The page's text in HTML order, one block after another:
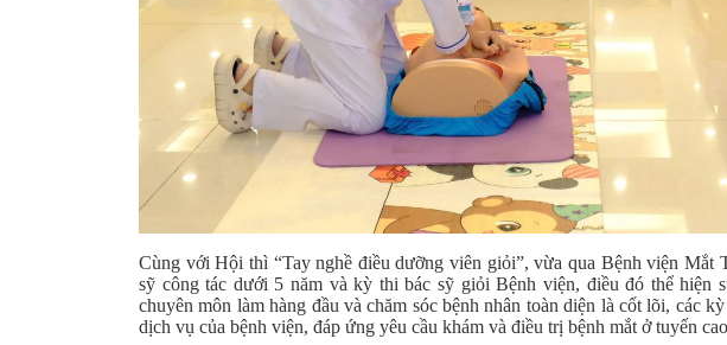
Cùng với Hội thì “Tay nghề điều dưỡng viên giỏi”, vừa qua Bệnh viện Mắt
sỹ công tác dưới 5 năm và kỳ thi bác sỹ giỏi Bệnh viện, điều đó thể hiện
chuyên môn làm hàng đầu và chăm sóc bệnh nhân toàn diện là cốt lõi, các
dịch vụ của bệnh viện, đáp ứng yêu cầu khám và điều trị bệnh mắt ở tuyến